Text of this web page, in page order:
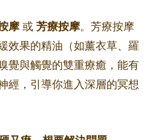
摩或 芳療按摩。芳療按摩
效果的精油（如薰衣草、羅
覺與觸覺的雙重療癒，能有
經，引導你進入深層的冥想